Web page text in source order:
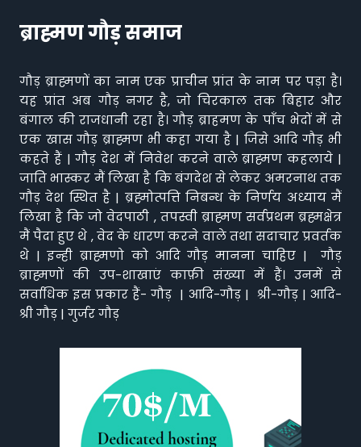
ब्राह्मण गौड़ समाज
गौड़ ब्राह्मणों का नाम एक प्राचीन प्रांत के नाम पर पड़ा है।
यह प्रांत अब गौड़ नगर है, जो चिरकाल तक बिहार और
बंगाल की राजधानी रहा है। गौड़ ब्राहमण के पाँच भेदों में से
एक खास गौड़ ब्राह्मण भी कहा गया है | जिसे आदि गौड़ भी
कहते हैं | गौड़ देश में निवेश करने वाले ब्राह्मण कहलाये |
जाति भास्कर मैं लिखा है कि बंगदेश से लेकर अमरनाथ तक
गौड़ देश स्थित है | ब्रह्मोत्पत्ति निबन्ध के निर्णय अध्याय मैं
लिखा है कि जो वेदपाठी , तपस्वी ब्राह्मण सर्वप्रथम ब्रह्मक्षेत्र
मैं पैदा हुए थे , वेद के धारण करने वाले तथा सदाचार प्रवर्तक
थे | इन्ही ब्राह्मणो को आदि गौड़ मानना चाहिए | गौड़
ब्राह्मणों की उप-शाखाएं काफ़ी संख्या में हैं। उनमें से
सर्वाधिक इस प्रकार हैं- गौड़ | आदि-गौड़ | श्री-गौड़ | आदि-
श्री गौड़ | गुर्जर गौड़